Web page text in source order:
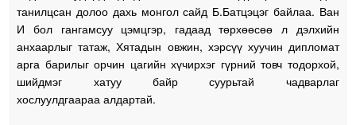
танилцсан долоо дахь монгол сайд Б.Батцэцэг байлаа. Ван
И бол гангамсуу цэмцгэр, гадаад төрхөөсөө л дэлхийн
анхаарлыг татаж, Хятадын овжин, хэрсүү хуучин дипломат
арга барилыг орчин цагийн хүчирхэг гүрний товч тодорхой,
шийдмэг хатуу байр суурьтай чадварлаг
хослуулдгаараа алдартай.